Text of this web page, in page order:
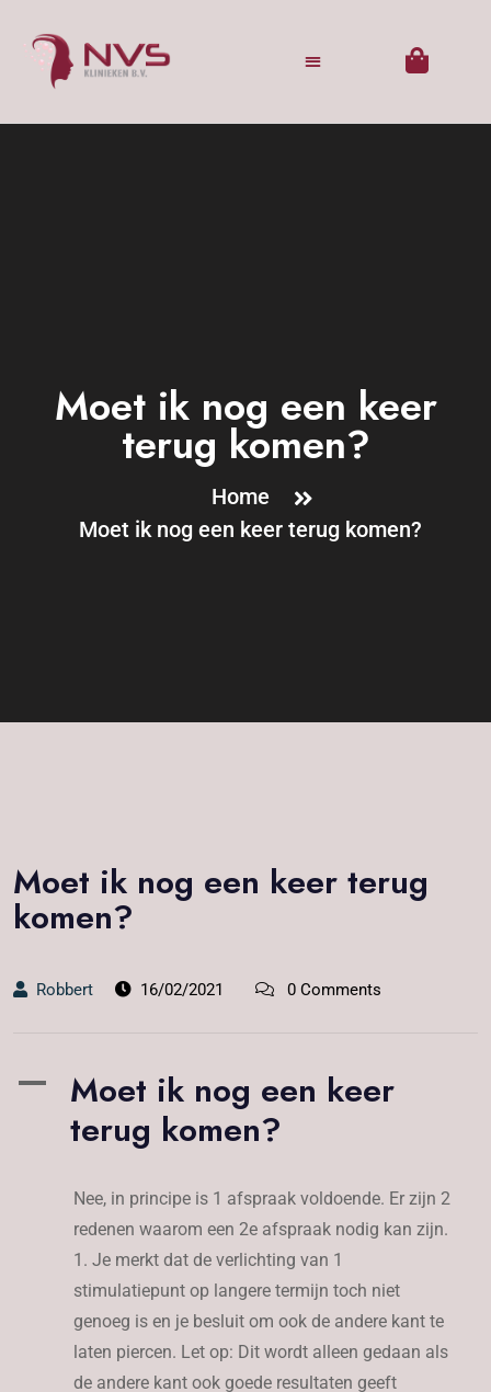
Moet ik nog een keer
terug komen?
Home
Moet ik nog een keer terug komen?
Moet ik nog een keer terug
komen?
Robbert 16/02/2021 0 Comments
A
Moet ik nog een keer
terug komen?
Nee, in principe is 1 afspraak voldoende. Er zijn 2
redenen waarom een 2e afspraak nodig kan zijn.
1. Je merkt dat de verlichting van 1
stimulatiepunt op langere termijn toch niet
genoeg is en je besluit om ook de andere kant te
laten piercen. Let op: Dit wordt alleen gedaan als
de andere kant ook goede resultaten geeft